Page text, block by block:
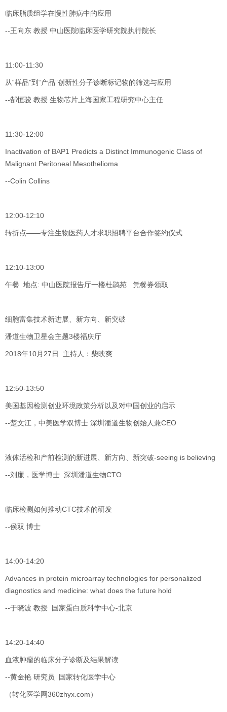
临床脂质组学在慢性肺病中的应用
--王向东 教授 中山医院临床医学研究院执行院长
11:00-11:30
从“样品”到“产品”创新性分子诊断标记物的筛选与应用
--郜恒骏 教授 生物芯片上海国家工程研究中心主任
11:30-12:00
Inactivation of BAP1 Predicts a Distinct Immunogenic Class of
Malignant Peritoneal Mesothelioma
--Colin Collins
12:00-12:10
转折点——专注生物医药人才求职招聘平台合作签约仪式
12:10-13:00
午餐 地点: 中山医院报告厅一楼杜鹃苑 凭餐券领取
细胞富集技术新进展、新方向、新突破
潘道生物卫星会主题3楼福庆厅
2018年10月27日 主持人：柴映爽
12:50-13:50
美国基因检测创业环境政策分析以及对中国创业的启示
--楚文江，中美医学双博士 深圳潘道生物创始人兼CEO
液体活检和产前检测的新进展、新方向、新突破-seeing is believing
--刘廉，医学博士 深圳潘道生物CTO
临床检测如何推动CTC技术的研发
--侯双 博士
14:00-14:20
Advances in protein microarray technologies for personalized
diagnostics and medicine: what does the future hold
--于晓波 教授 国家蛋白质科学中心-北京
14:20-14:40
血液肿瘤的临床分子诊断及结果解读
--黄金艳 研究员 国家转化医学中心
（转化医学网360zhyx.com）